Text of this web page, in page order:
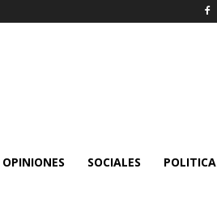
OPINIONES SOCIALES POLITICA